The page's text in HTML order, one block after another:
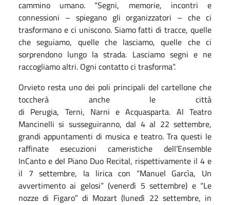
cammino umano. “Segni, memorie, incontri e
connessioni – spiegano gli organizzatori – che ci
trasformano e ci uniscono. Siamo fatti di tracce, quelle
che seguiamo, quelle che lasciamo, quelle che ci
sorprendono lungo la strada. Lasciamo segni e ne
raccogliamo altri. Ogni contatto ci trasforma”.
Orvieto resta uno dei poli principali del cartellone che
toccherà anche le città
di Perugia, Terni, Narni e Acquasparta. Al Teatro
Mancinelli si susseguiranno, dal 4 al 22 settembre,
grandi appuntamenti di musica e teatro. Tra questi le
raffinate esecuzioni cameristiche dell’Ensemble
InCanto e del Piano Duo Recital, rispettivamente il 4 e
il 7 settembre, la lirica con “Manuel Garcìa, Un
avvertimento ai gelosi” (venerdì 5 settembre) e “Le
nozze di Figaro” di Mozart (lunedì 22 settembre, in